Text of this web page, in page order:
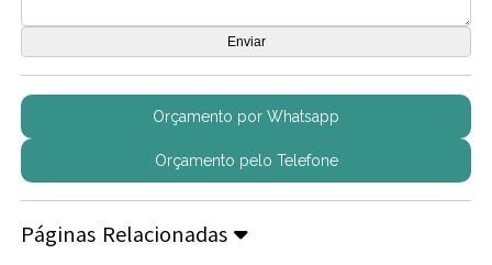
Orçamento por Whatsapp
Orçamento pelo Telefone
Páginas Relacionadas